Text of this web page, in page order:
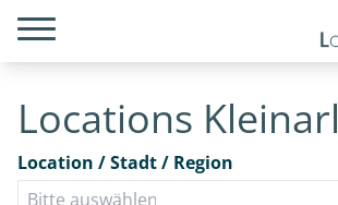
Locations Kleinarl
Location / Stadt / Region